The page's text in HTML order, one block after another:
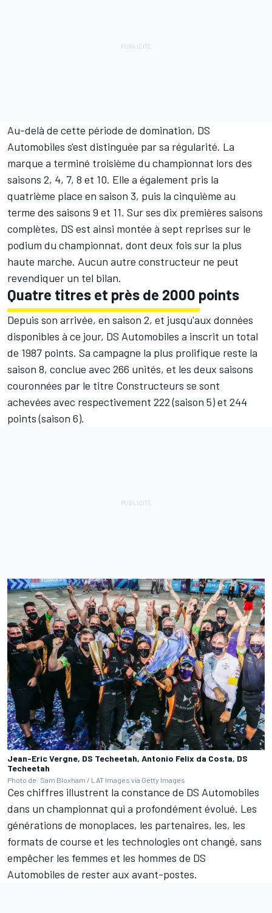
Au-delà de cette période de domination, DS
Automobiles s'est distinguée par sa régularité. La
marque a terminé troisième du championnat lors des
saisons 2, 4, 7, 8 et 10. Elle a également pris la
quatrième place en saison 3, puis la cinquième au
terme des saisons 9 et 11. Sur ses dix premières saisons
complètes, DS est ainsi montée à sept reprises sur le
podium du championnat, dont deux fois sur la plus
haute marche. Aucun autre constructeur ne peut
revendiquer un tel bilan.
Quatre titres et près de 2000 points
Depuis son arrivée, en saison 2, et jusqu'aux données
disponibles à ce jour, DS Automobiles a inscrit un total
de 1987 points. Sa campagne la plus prolifique reste la
saison 8, conclue avec 266 unités, et les deux saisons
couronnées par le titre Constructeurs se sont
achevées avec respectivement 222 (saison 5) et 244
points (saison 6).
Jean-Eric Vergne, DS Techeetah, Antonio Felix da Costa, DS
Techeetah
Photo de: Sam Bloxham / LAT Images via Getty Images
Ces chiffres illustrent la constance de DS Automobiles
dans un championnat qui a profondément évolué. Les
générations de monoplaces, les partenaires, les, les
formats de course et les technologies ont changé, sans
empêcher les femmes et les hommes de DS
Automobiles de rester aux avant-postes.